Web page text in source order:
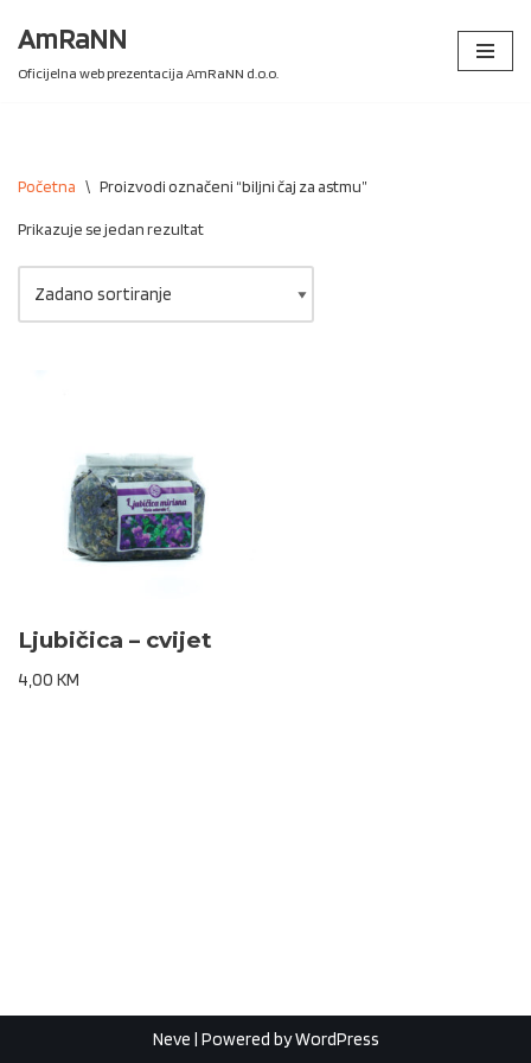
Skip
AmRaNN
Oficijelna web prezentacija AmRaNN d.o.o.
Početna \ Proizvodi označeni “biljni čaj za astmu”
Prikazuje se jedan rezultat
Ljubičica – cvijet
4,00 KM
Neve | Powered byWordPress